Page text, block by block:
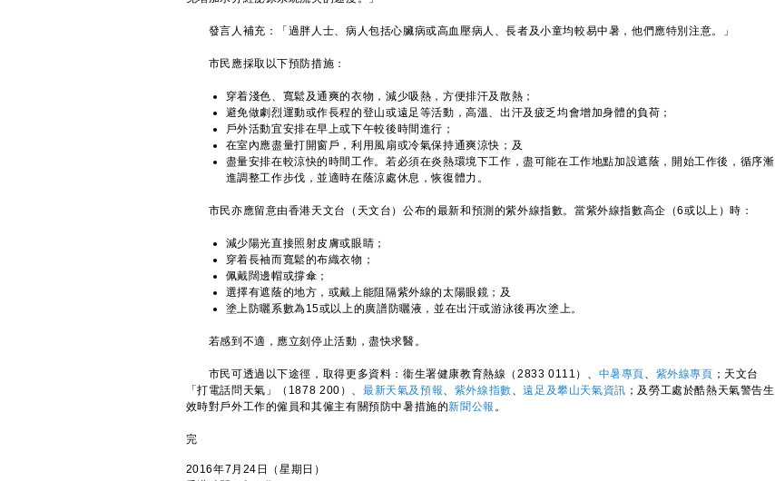
發言人補充：「過胖人士、病人包括心臟病或高血壓病人、長者及小童均較易中暑，他們應特別注意。」
市民應採取以下預防措施：
穿着淺色、寬鬆及通爽的衣物，減少吸熱，方便排汗及散熱；
避免做劇烈運動或作長程的登山或遠足等活動，高溫、出汗及疲乏均會增加身體的負荷；
戶外活動宜安排在早上或下午較後時間進行；
在室內應盡量打開窗戶，利用風扇或冷氣保持通爽涼快；及
盡量安排在較涼快的時間工作。若必須在炎熱環境下工作，盡可能在工作地點加設遮蔭，開始工作後，循序漸
進調整工作步伐，並適時在蔭涼處休息，恢復體力。
市民亦應留意由香港天文台（天文台）公布的最新和預測的紫外線指數。當紫外線指數高企（6或以上）時：
減少陽光直接照射皮膚或眼睛；
穿着長袖而寬鬆的布織衣物；
佩戴闊邊帽或撐傘；
選擇有遮蔭的地方，或戴上能阻隔紫外線的太陽眼鏡；及
塗上防曬系數為15或以上的廣譜防曬液，並在出汗或游泳後再次塗上。
若感到不適，應立刻停止活動，盡快求醫。
市民可透過以下途徑，取得更多資料：衞生署健康教育熱線（2833 0111）、 中暑專頁、 紫外線專頁 ；天文台
「打電話問天氣」（1878 200）、 最新天氣及預報、 紫外線指數、遠足及攀山天氣資訊 ；及勞工處於酷熱天氣警告生
效時對戶外工作的僱員和其僱主有關預防中暑措施的新聞公報 。
完
2016年7月24日（星期日）